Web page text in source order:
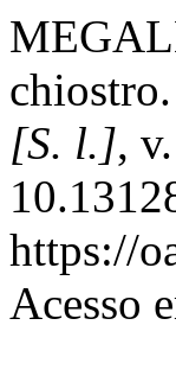
[S. l.],
https://
Acesso